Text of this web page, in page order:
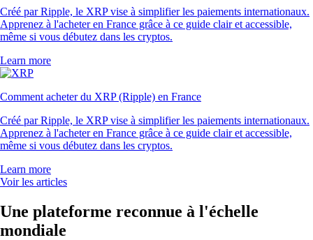
Créé par Ripple, le XRP vise à simplifier les paiements internationaux.
Apprenez à l'acheter en France grâce à ce guide clair et accessible,
même si vous débutez dans les cryptos.
Learn more
Comment acheter du XRP (Ripple) en France
Créé par Ripple, le XRP vise à simplifier les paiements internationaux.
Apprenez à l'acheter en France grâce à ce guide clair et accessible,
même si vous débutez dans les cryptos.
Learn more
Voir les articles
Une plateforme reconnue à l'échelle
mondiale